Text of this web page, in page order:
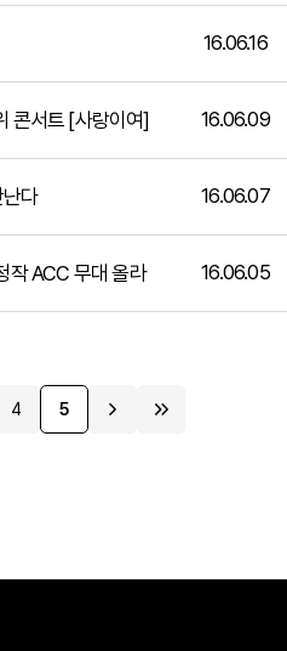
16.06.16
콘서트 [사랑이여] 16.06.09
다 16.06.07
작 ACC 무대 올라 16.06.05
4 5